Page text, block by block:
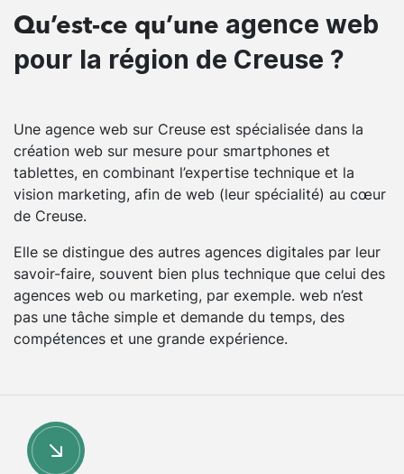
Qu’est-ce qu’une agence web
pour la région de Creuse ?
Une agence web sur Creuse est spécialisée dans la
création web sur mesure pour smartphones et
tablettes, en combinant l’expertise technique et la
vision marketing, afin de web (leur spécialité) au cœur
de Creuse.
Elle se distingue des autres agences digitales par leur
savoir-faire, souvent bien plus technique que celui des
agences web ou marketing, par exemple. web n’est
pas une tâche simple et demande du temps, des
compétences et une grande expérience.